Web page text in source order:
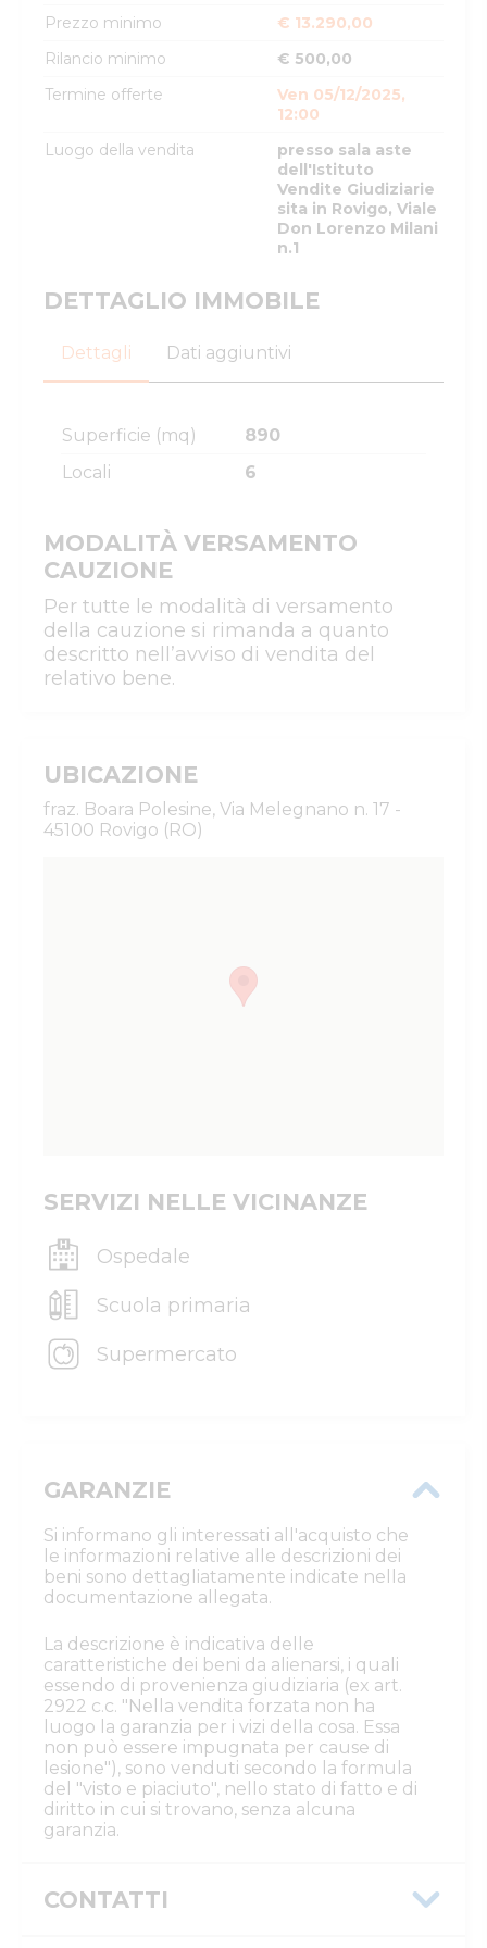
Prezzo minimo
€ 13.290,00
Rilancio minimo
€ 500,00
Termine offerte
Ven 05/12/2025,
12:00
Luogo della vendita
presso sala aste
dell'Istituto
Vendite Giudiziarie
sita in Rovigo, Viale
Don Lorenzo Milani
n.1
DETTAGLIO IMMOBILE
Dettagli Dati aggiuntivi
Superficie (mq)
890
Locali
6
MODALITÀ VERSAMENTO
CAUZIONE
Per tutte le modalità di versamento
della cauzione si rimanda a quanto
descritto nell’avviso di vendita del
relativo bene.
UBICAZIONE
fraz. Boara Polesine, Via Melegnano n. 17 -
45100 Rovigo (RO)
SERVIZI NELLE VICINANZE
Ospedale
Scuola primaria
Supermercato
GARANZIE
Si informano gli interessati all'acquisto che
le informazioni relative alle descrizioni dei
beni sono dettagliatamente indicate nella
documentazione allegata.
La descrizione è indicativa delle
caratteristiche dei beni da alienarsi, i quali
essendo di provenienza giudiziaria (ex art.
2922 c.c. "Nella vendita forzata non ha
luogo la garanzia per i vizi della cosa. Essa
non può essere impugnata per cause di
lesione"), sono venduti secondo la formula
del "visto e piaciuto", nello stato di fatto e di
diritto in cui si trovano, senza alcuna
garanzia.
CONTATTI